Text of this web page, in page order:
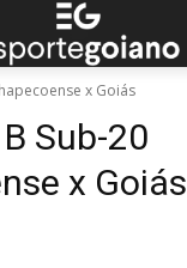
x Goiás
Sub-20
x Goiás